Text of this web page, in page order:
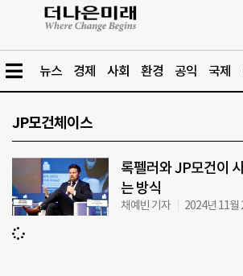
뉴스 경제 사회 환경 공익 국제
JP모건체이스
록펠러와 JP모건이
는 방식
채예빈 기자 2024년 11월